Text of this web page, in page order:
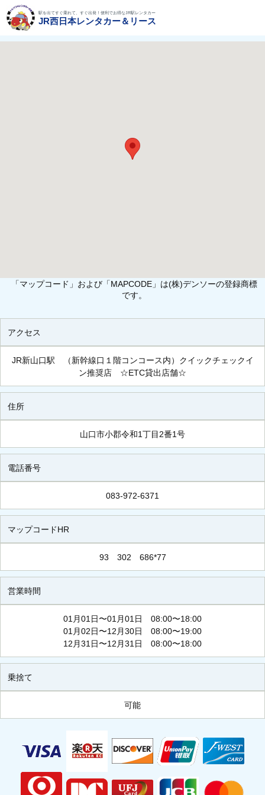
駅を出てすぐ乗れて、すぐ出発！便利でお得なJR駅レンタカー
JR西日本レンタカー＆リース
「マップコード」および「MAPCODE」は(株)デンソーの登録商標
です。
アクセス
JR新山口駅 （新幹線口１階コンコース内）クイックチェックイ
ン推奨店 ☆ETC貸出店舗☆
住所
山口市小郡令和1丁目2番1号
電話番号
083-972-6371
マップコードHR
93 302 686*77
営業時間
01月01日〜01月01日 08:00〜18:00
01月02日〜12月30日 08:00〜19:00
12月31日〜12月31日 08:00〜18:00
乗捨て
可能